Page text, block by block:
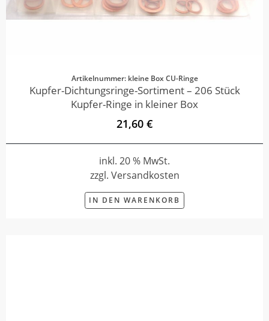
Artikelnummer: kleine Box CU-Ringe
Kupfer-Dichtungsringe-Sortiment – 206 Stück
Kupfer-Ringe in kleiner Box
21,60 €
inkl. 20 % MwSt.
zzgl. Versandkosten
IN DEN WARENKORB